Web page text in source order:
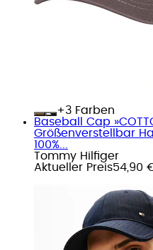
+
Farben
Baseball Cap
Größenverstellbar
100%...
Tommy Hilfiger
Aktueller Preis54,90